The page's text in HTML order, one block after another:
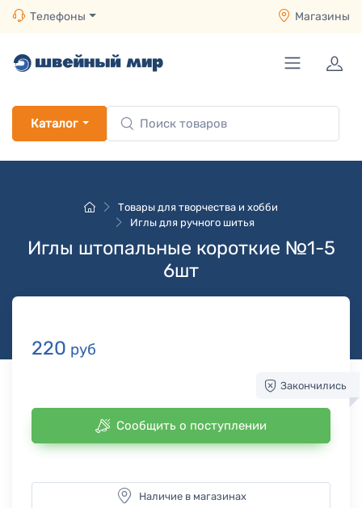
Телефоны Магазины
Каталог
Товары для творчества и хобби
Иглы для ручного шитья
Иглы штопальные короткие №1-5
6шт
220 руб
Закончились
Сообщить о поступлении
Наличие в магазинах